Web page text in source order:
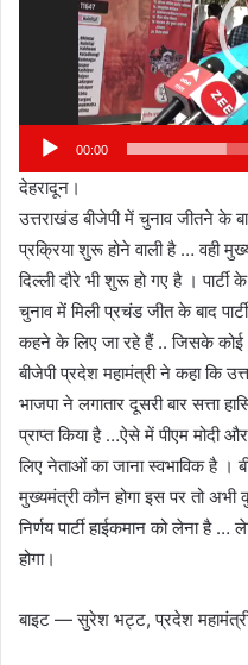
00:00
देहरादून।
उत्तराखंड बीजेपी में चुनाव जीतने के
प्रक्रिया शुरू होने वाली है … वही
दिल्ली दौरे भी शुरू हो गए है ।
चुनाव में मिली प्रचंड जीत के बाद
कहने के लिए जा रहे हैं .. जिसके कोई
बीजेपी प्रदेश महामंत्री ने कहा कि
भाजपा ने लगातार दूसरी बार सत्ता
प्राप्त किया है …ऐसे में पीएम
लिए नेताओं का जाना स्वभाविक है ।
मुख्यमंत्री कौन होगा इस पर तो
निर्णय पार्टी हाईकमान को लेना है …
होगा।
बाइट — सुरेश भट्ट, प्रदेश